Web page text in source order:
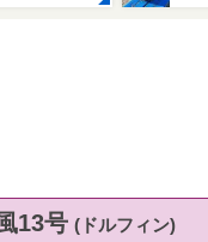
13号 (ドルフィン)